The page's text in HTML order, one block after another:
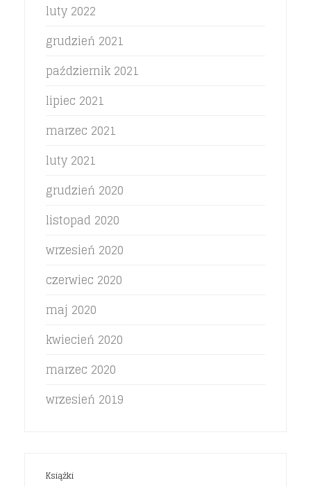
luty 2022
grudzień 2021
październik 2021
lipiec 2021
marzec 2021
luty 2021
grudzień 2020
listopad 2020
wrzesień 2020
czerwiec 2020
maj 2020
kwiecień 2020
marzec 2020
wrzesień 2019
Książki